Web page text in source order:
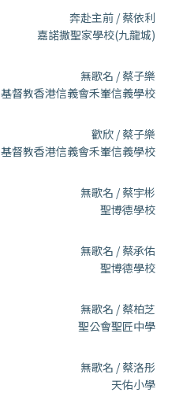
奔赴主前 / 蔡依利
嘉諾撒聖家學校(九龍城)
無歌名 / 蔡子樂
基督教香港信義會禾輋信義學校
歡欣 / 蔡子樂
基督教香港信義會禾輋信義學校
無歌名 / 蔡宇彬
聖博德學校
無歌名 / 蔡承佑
聖博德學校
無歌名 / 蔡柏芝
聖公會聖匠中學
無歌名 / 蔡洛彤
天佑小學